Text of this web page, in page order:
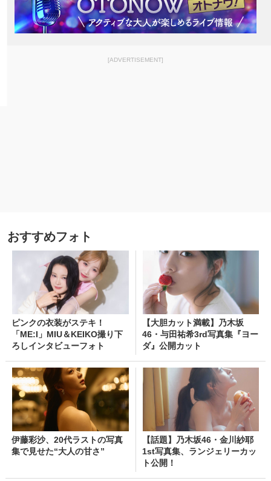
[ADVERTISEMENT]
おすすめフォト
ピンクの衣装がステキ！
「ME:I」MIU＆KEIKO撮り下
ろしインタビューフォト
【大胆カット満載】乃木坂
46・与田祐希3rd写真集『ヨー
ダ』公開カット
伊藤彩沙、20代ラストの写真
集で見せた“大人の甘さ”
【話題】乃木坂46・金川紗耶
1st写真集、ランジェリーカッ
ト公開！